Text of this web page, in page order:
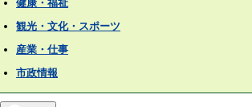
健康・福祉
観光・文化・スポーツ
産業・仕事
市政情報